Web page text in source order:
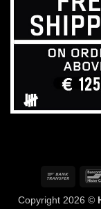
Copyright 2026 ©